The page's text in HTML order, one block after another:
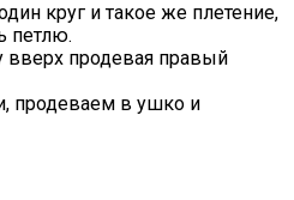
круг и такое же плетение,
петлю.
вверх продевая правый
продеваем в ушко и